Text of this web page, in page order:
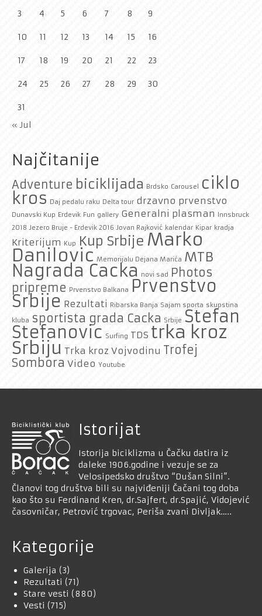
3 4 5 6 7 8 9
10 11 12 13 14 15 16
17 18 19 20 21 22 23
24 25 26 27 28 29 30
31
« Jul
Najčitanije
Adventure biciklijada Brdsko Carousel ciklo
kros Daj pedalu raku Delta tour drzavno prvenstvo
Dunavski Kup Erdevik Fun gallery Generalni plasman
Innsbruck
2018 Jezero Bruje - Erdevik 2016 Jovan Rajković kalendar Kipar kradja
Kriterijum Kup Kup Srbije Marko
Danilovic Memorijalu Dejana Marića MTB
Nagrada Cacka novi sad Photos
pripreme
Prvenstvo Balkana Prvenstvo
Srbije Rezultati Ribarska Banja Sajam sporta skupstina
kluba sportista grada Cacka Srbije Stefan
Stefanovic Surfing TDS trka kroz
Srbiju Trka kroz Vojvodinu Trofej
Sombora Video Youtube
Istorijat
Istorija biciklizma u Čačku datira iz
daleke 1906.godine i vezuje se za
Velosipedsko društvo “Dušan Silni”.
Članovi tog društva bili su najviđeniji Čačani tog doba
kao što su Ferdinand Kren, dr.Sajfert, dr.Spajić, Vidojević
časovničar, Petrović trgovac, Periša zvani Divljak…..
Kategorije
Galerija (3)
Rezultati (71)
Stare vesti (880)
Vesti (715)